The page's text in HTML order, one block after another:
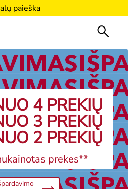
paieška
4 PREKIŲ
3 PREKIŲ
2 PREKIŲ
prekes**